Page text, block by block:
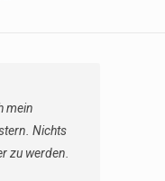
mein
Nichts
zu werden.